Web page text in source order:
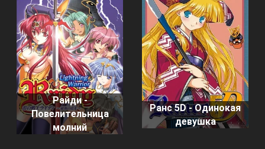
Райди -
Повелительница
молний
Ранс 5D - Одинокая
девушка